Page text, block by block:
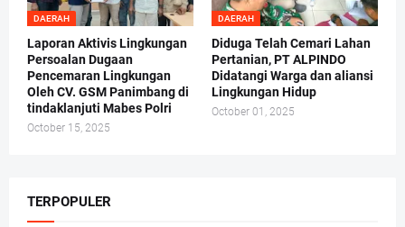
DAERAH
Laporan Aktivis Lingkungan
Persoalan Dugaan
Pencemaran Lingkungan
Oleh CV. GSM Panimbang di
tindaklanjuti Mabes Polri
October 15, 2025
DAERAH
Diduga Telah Cemari Lahan
Pertanian, PT ALPINDO
Didatangi Warga dan aliansi
Lingkungan Hidup
October 01, 2025
TERPOPULER